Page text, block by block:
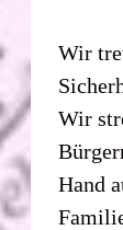
Wir
Wir
Hand